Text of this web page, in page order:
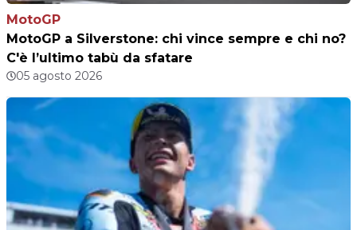
MotoGP
MotoGP a Silverstone: chi vince sempre e chi no?
C'è l’ultimo tabù da sfatare
05 agosto 2026